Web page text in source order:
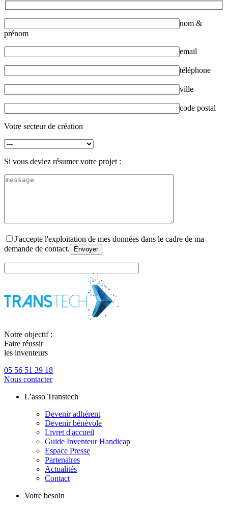
nom &
prénom
email
téléphone
ville
code postal
Votre secteur de création
Si vous deviez résumer votre projet :
J'accepte l'exploitation de mes données dans le cadre de ma
demande de contact.
Notre objectif :
Faire réussir
les inventeurs
05 56 51 39 18
Nous contacter
L’asso Transtech
Devenir adhérent
Devenir bénévole
Livret d'accueil
Guide Inventeur Handicap
Espace Presse
Partenaires
Actualités
Contact
Votre besoin